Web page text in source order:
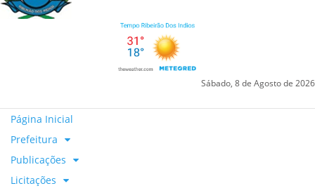
Sábado, 8 de Agosto de 2026
Página Inicial
Prefeitura
Publicações
Licitações